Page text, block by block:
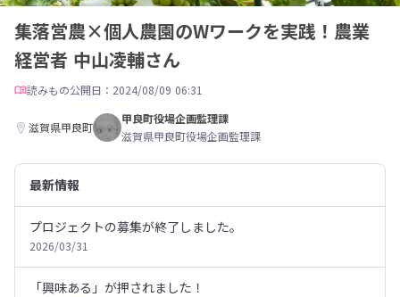
集落営農×個人農園のWワークを実践！農業
経営者 中山凌輔さん
読みもの公開日：2024/08/09 06:31
滋賀県甲良町
甲良町役場企画監理課
滋賀県甲良町役場企画監理課
最新情報
プロジェクトの募集が終了しました。
2026/03/31
「興味ある」が押されました！